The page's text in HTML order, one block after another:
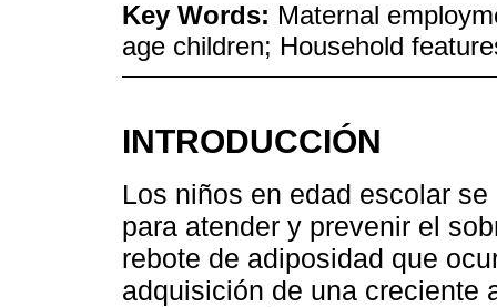
Key Words: Maternal
age children; Household
INTRODUCCIÓN
Los niños en edad escolar
para atender y prevenir el
rebote de adiposidad que
adquisición de una creciente